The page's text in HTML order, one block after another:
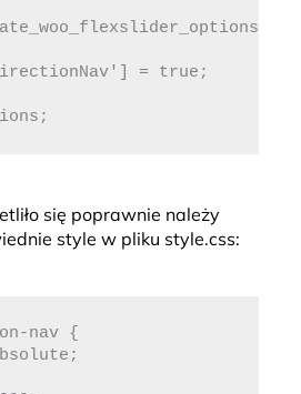
= true;
się poprawnie należy
style w pliku style.css:
nav {